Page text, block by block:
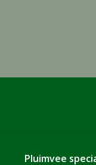
Pluimvee